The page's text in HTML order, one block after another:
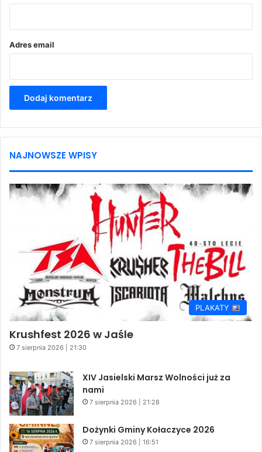
Adres email
NAJNOWSZE WPISY
PLAKATY
Krushfest 2026 w Jaśle
7 sierpnia 2026 | 21:30
XIV Jasielski Marsz Wolności już za
nami
7 sierpnia 2026 | 21:28
Dożynki Gminy Kołaczyce 2026
7 sierpnia 2026 | 16:51